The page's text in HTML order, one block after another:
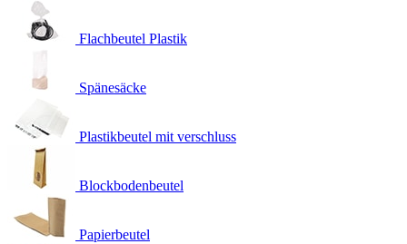
Flachbeutel Plastik
Spänesäcke
Plastikbeutel mit verschluss
Blockbodenbeutel
Papierbeutel